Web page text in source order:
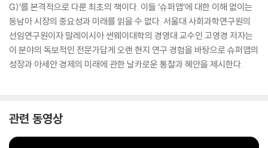
G)’를 본격적으로 다룬 최초의 책이다. 이들 ‘슈퍼앱’에 대한 이해 없이는
동남아 시장의 중요성과 미래를 읽을 수 없다. 서울대 사회과학연구원의
선임연구원이자 말레이시아 썬웨이대학의 경영대 교수인 고영경 저자는
이 분야의 독보적인 전문가답게 오랜 현지 연구 경험을 바탕으로 슈퍼앱의
성장과 아세안 경제의 미래에 관한 날카로운 통찰과 혜안을 제시한다.
관련 동영상